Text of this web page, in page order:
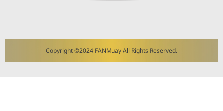
Copyright ©2024 FANMuay All Rights Reserved.